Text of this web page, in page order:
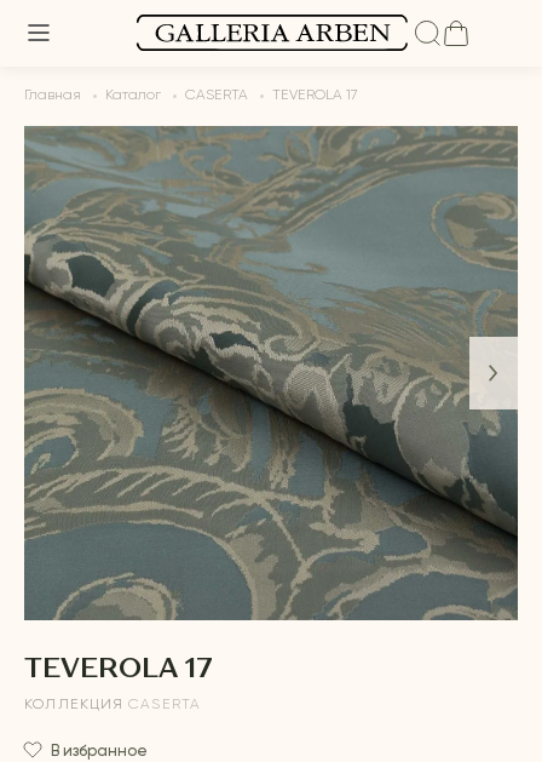
Главная Каталог CASERTA TEVEROLA 17
TEVEROLA 17
КОЛЛЕКЦИЯ CASERTA
В избранное